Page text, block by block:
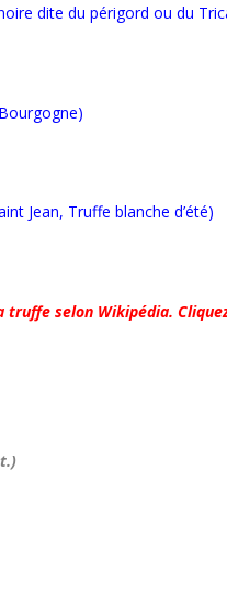
dite du périgord ou du
Jean, Truffe blanche d’été)
truffe selon Wikipédia.